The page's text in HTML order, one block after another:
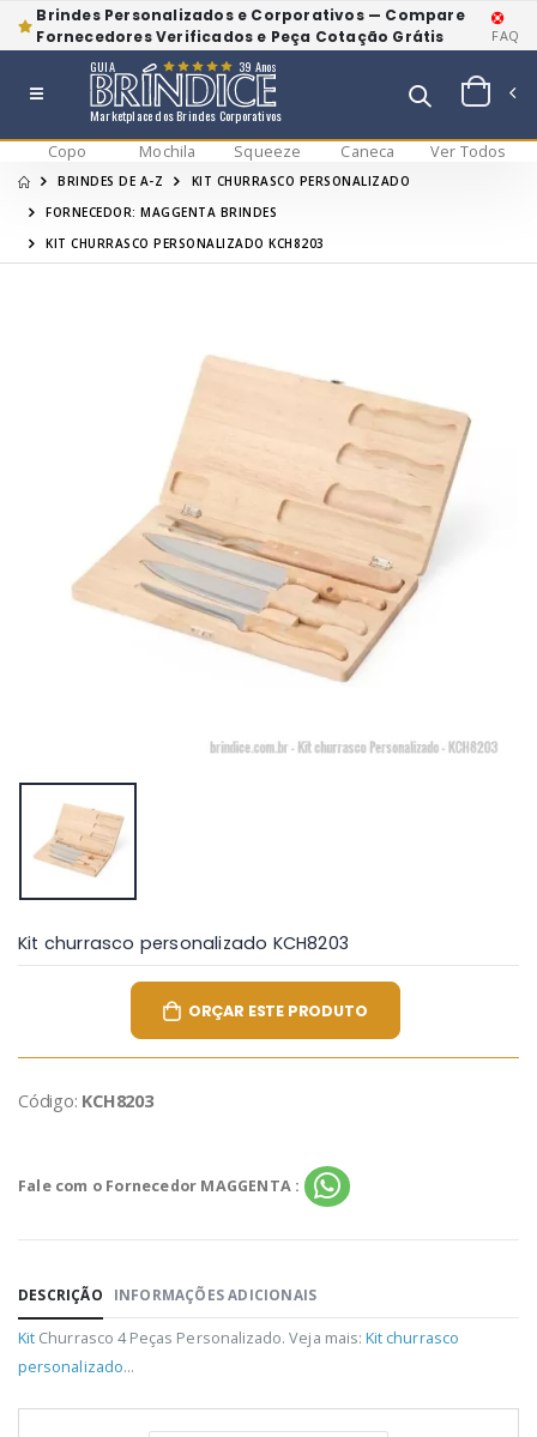
Brindes Personalizados e Corporativos — Compare
Fornecedores Verificados e Peça Cotação Grátis
FAQ
Marketplace dos Brindes Corporativos
GUIA 39 Anos
Copo Mochila Squeeze Caneca Ver Todos
BRINDES DE A-Z
KIT CHURRASCO PERSONALIZADO
FORNECEDOR: MAGGENTA BRINDES
KIT CHURRASCO PERSONALIZADO KCH8203
Kit churrasco personalizado KCH8203
ORÇAR ESTE PRODUTO
Código: KCH8203
Fale com o Fornecedor MAGGENTA :
DESCRIÇÃO INFORMAÇÕES ADICIONAIS
Kit Churrasco 4 Peças Personalizado. Veja mais:Kit churrasco
personalizado...